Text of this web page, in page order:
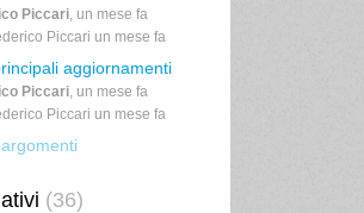
Piccari, un mese fa
Piccari un mese fa
aggiornamenti
Piccari, un mese fa
Piccari un mese fa
36